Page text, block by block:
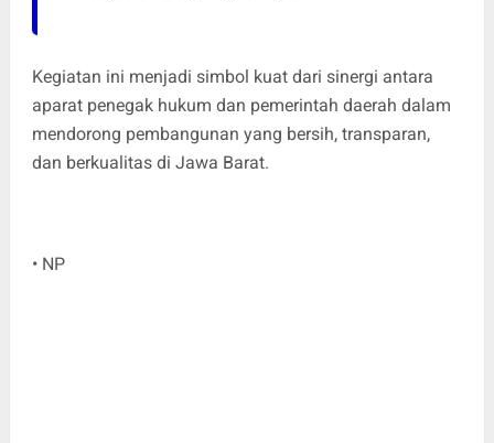
Kegiatan ini menjadi simbol kuat dari sinergi antara
aparat penegak hukum dan pemerintah daerah dalam
mendorong pembangunan yang bersih, transparan,
dan berkualitas di Jawa Barat.
• NP